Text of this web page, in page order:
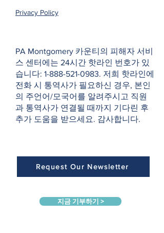
Privacy Policy
PA Montgomery 카운티의 피해자 서비
스 센터에는 24시간 핫라인 번호가 있
습니다: 1-888-521-0983. 저희 핫라인에
전화 시 통역사가 필요하신 경우, 본인
의 주언어/모국어를 알려주시고 직원
과 통역사가 연결될 때까지 기다린 후
추가 도움을 받으세요. 감사합니다.
Request Our Newsletter
지금 기부하기 >